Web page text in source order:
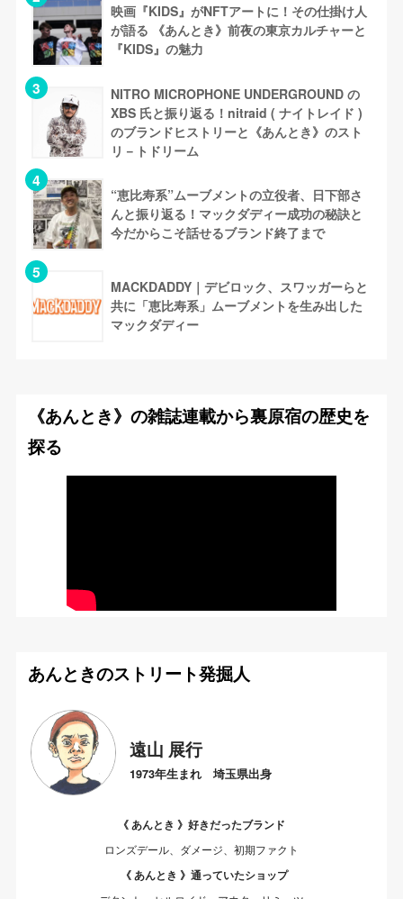
映画『KIDS』がNFTアートに！その仕掛け人
が語る 《あんとき》前夜の東京カルチャーと
『KIDS』の魅力
NITRO MICROPHONE UNDERGROUND の
XBS 氏と振り返る！nitraid ( ナイトレイド )
のブランドヒストリーと《あんとき》のスト
リ－トドリーム
“恵比寿系”ムーブメントの立役者、日下部さ
んと振り返る！マックダディー成功の秘訣と
今だからこそ話せるブランド終了まで
MACKDADDY｜デビロック、スワッガーらと
共に「恵比寿系」ムーブメントを生み出した
マックダディー
《あんとき》の雑誌連載から裏原宿の歴史を
探る
あんときのストリート発掘人
遠山 展行
1973年生まれ 埼玉県出身
《 あんとき 》好きだったブランド
ロンズデール、ダメージ、初期ファクト
《 あんとき 》通っていたショップ